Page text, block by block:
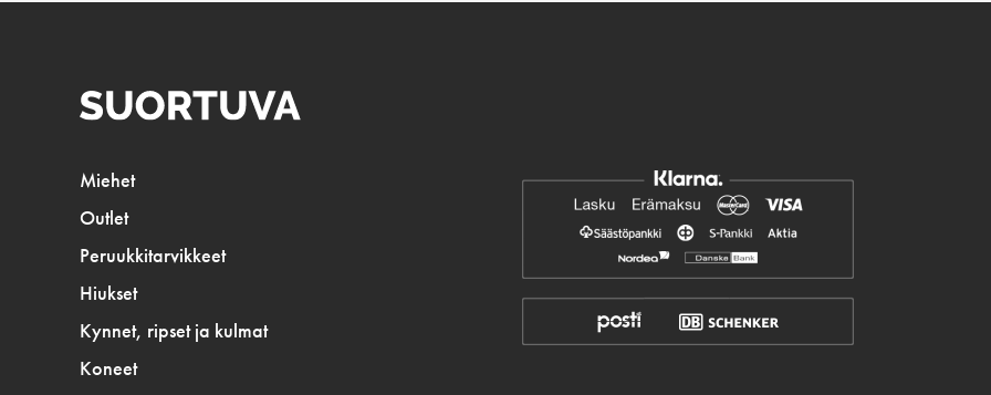
Miehet
Outlet
Peruukkitarvikkeet
Hiukset
Kynnet, ripset ja kulmat
Koneet